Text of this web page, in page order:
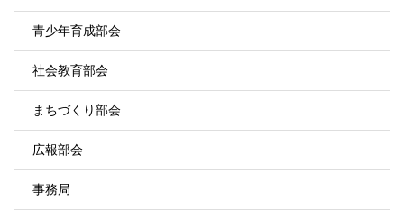
青少年育成部会
社会教育部会
まちづくり部会
広報部会
事務局